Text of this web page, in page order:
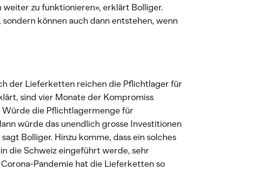
zu funktionieren», erklärt Bolliger.
können auch dann entstehen, wenn
der Lieferketten reichen die Pflichtlager für
sind vier Monate der Kompromiss
die Pflichtlagermenge für
würde das unendlich grosse Investitionen
Bolliger. Hinzu komme, dass ein solches
die Schweiz eingeführt werde, sehr
Pandemie hat die Lieferketten so